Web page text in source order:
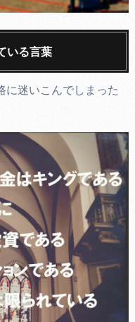
いる言葉
に迷いこんでしまった